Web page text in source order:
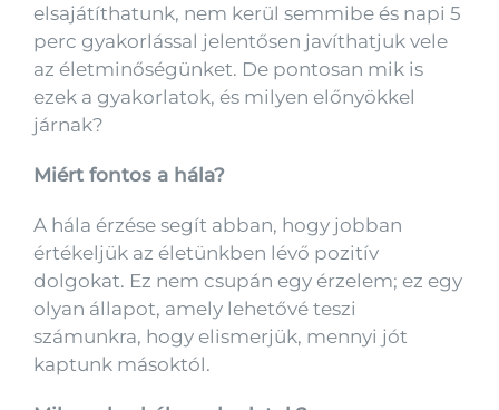
elsajátíthatunk, nem kerül semmibe és napi 5
perc gyakorlással jelentősen javíthatjuk vele
az életminőségünket. De pontosan mik is
ezek a gyakorlatok, és milyen előnyökkel
járnak?
Miért fontos a hála?
A hála érzése segít abban, hogy jobban
értékeljük az életünkben lévő pozitív
dolgokat. Ez nem csupán egy érzelem; ez egy
olyan állapot, amely lehetővé teszi
számunkra, hogy elismerjük, mennyi jót
kaptunk másoktól.